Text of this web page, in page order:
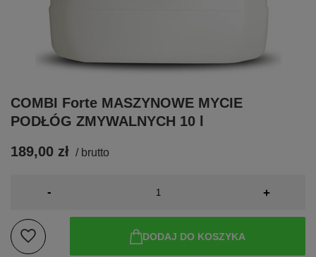
COMBI Forte MASZYNOWE MYCIE
PODŁÓG ZMYWALNYCH 10 l
189,00 zł / brutto
- +
DODAJ DO KOSZYKA